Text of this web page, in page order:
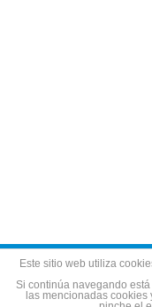
Aviso legal Política
Este sitio web utiliza
Si continúa navegando
las mencionadas